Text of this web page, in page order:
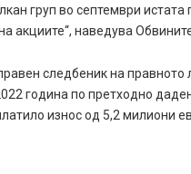
груп во септември
акциите“, наведува
следбеник на правното
година по претходно
износ од 5,2 милиони